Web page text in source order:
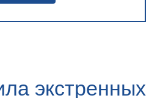
экстренных